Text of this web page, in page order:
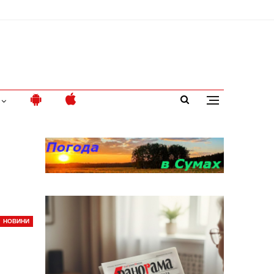
НОВИНИ